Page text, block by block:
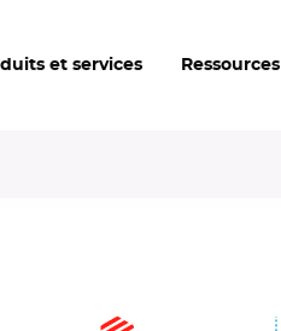
et services Ressources